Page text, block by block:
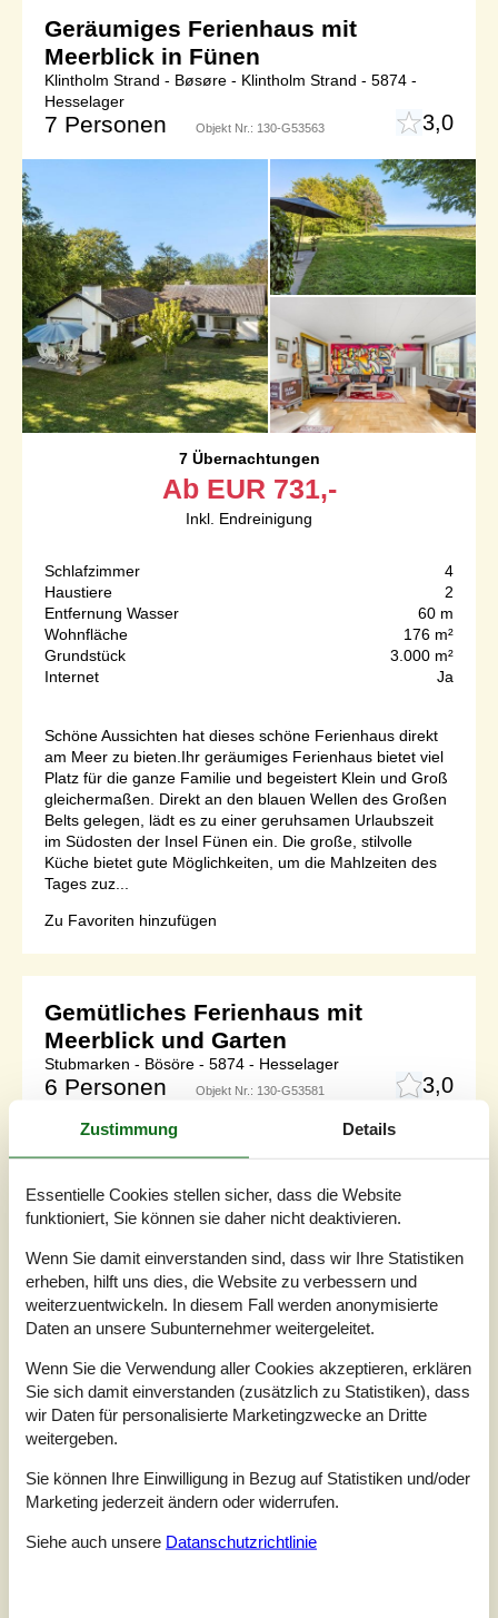
Geräumiges Ferienhaus mit
Meerblick in Fünen
Klintholm Strand - Bøsøre - Klintholm Strand - 5874 -
Hesselager
7 Personen Objekt Nr.: 130-G53563 3,0
7 Übernachtungen
Ab EUR 731,-
Inkl. Endreinigung
Schlafzimmer
4
Haustiere
2
Entfernung Wasser
60 m
Wohnfläche
176 m²
Grundstück
3.000 m²
Internet
Ja
Schöne Aussichten hat dieses schöne Ferienhaus direkt
am Meer zu bieten.Ihr geräumiges Ferienhaus bietet viel
Platz für die ganze Familie und begeistert Klein und Groß
gleichermaßen. Direkt an den blauen Wellen des Großen
Belts gelegen, lädt es zu einer geruhsamen Urlaubszeit
im Südosten der Insel Fünen ein. Die große, stilvolle
Küche bietet gute Möglichkeiten, um die Mahlzeiten des
Tages zuz...
Zu Favoriten hinzufügen
Gemütliches Ferienhaus mit
Meerblick und Garten
Stubmarken - Bösöre - 5874 - Hesselager
6 Personen Objekt Nr.: 130-G53581 3,0
7 Übernachtungen
Inkl. Endreinigung
Schlafzimmer
Zustimmung Details
Essentielle Cookies stellen sicher, dass die Website
funktioniert, Sie können sie daher nicht deaktivieren.
Wenn Sie damit einverstanden sind, dass wir Ihre Statistiken
erheben, hilft uns dies, die Website zu verbessern und
weiterzuentwickeln. In diesem Fall werden anonymisierte
Daten an unsere Subunternehmer weitergeleitet.
Wenn Sie die Verwendung aller Cookies akzeptieren, erklären
Sie sich damit einverstanden (zusätzlich zu Statistiken), dass
wir Daten für personalisierte Marketingzwecke an Dritte
weitergeben.
Sie können Ihre Einwilligung in Bezug auf Statistiken und/oder
Marketing jederzeit ändern oder widerrufen.
Siehe auch unsere Datanschutzrichtlinie